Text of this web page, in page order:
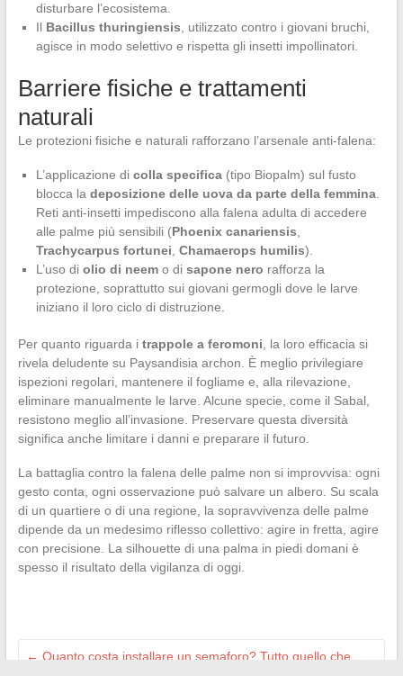
disturbare l’ecosistema.
Il Bacillus thuringiensis , utilizzato contro i giovani bruchi,
agisce in modo selettivo e rispetta gli insetti impollinatori.
Barriere fisiche e trattamenti
naturali
Le protezioni fisiche e naturali rafforzano l’arsenale anti-falena:
L’applicazione di colla specifica(tipo Biopalm) sul fusto
blocca la deposizione delle uova da parte della femmina.
Reti anti-insetti impediscono alla falena adulta di accedere
alle palme più sensibili (Phoenix canariensis
Trachycarpus fortunei Chamaerops humilis).
L’uso di olio di neemo di sapone nero rafforza la
protezione, soprattutto sui giovani germogli dove le larve
iniziano il loro ciclo di distruzione.
Per quanto riguarda i trappole a feromoni , la loro efficacia si
rivela deludente su Paysandisia archon. È meglio privilegiare
ispezioni regolari, mantenere il fogliame e, alla rilevazione,
eliminare manualmente le larve. Alcune specie, come il Sabal,
resistono meglio all’invasione. Preservare questa diversità
significa anche limitare i danni e preparare il futuro.
La battaglia contro la falena delle palme non si improvvisa: ogni
gesto conta, ogni osservazione può salvare un albero. Su scala
di un quartiere o di una regione, la sopravvivenza delle palme
dipende da un medesimo riflesso collettivo: agire in fretta, agire
con precisione. La silhouette di una palma in piedi domani è
spesso il risultato della vigilanza di oggi.
← Quanto costa installare un semaforo? Tutto quello che